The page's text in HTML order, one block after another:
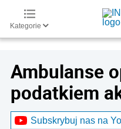
Kategorie
Ambulanse
podatkiem
Subskrybuj nas na